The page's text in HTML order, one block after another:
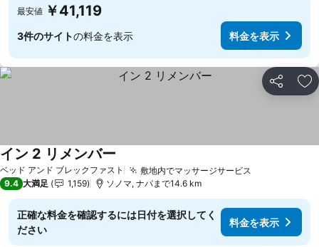
最安値 ￥41,119
3件のサイトの料金を表示 料金を表示
シェア お
ベッド アンド ブレックファスト 敷地内でマッサージサービス
イン 2 リメンバー
9.4 大満足 1,159 ソノマ, ナパまで14.6 km
正確な料金を確認するには日付を選択してく
ださい
料金を表示